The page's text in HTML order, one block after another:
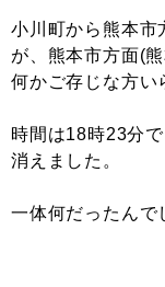
小川町から熊本市
が、熊本市方面(
何かご存じな方い
時間は18時23分
消えました。
一体何だったんで